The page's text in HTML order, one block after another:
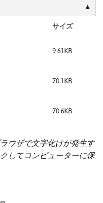
サイズ
9.61KB
70.1KB
70.6KB
ウザで文字化けが発生す
してコンピューターに保